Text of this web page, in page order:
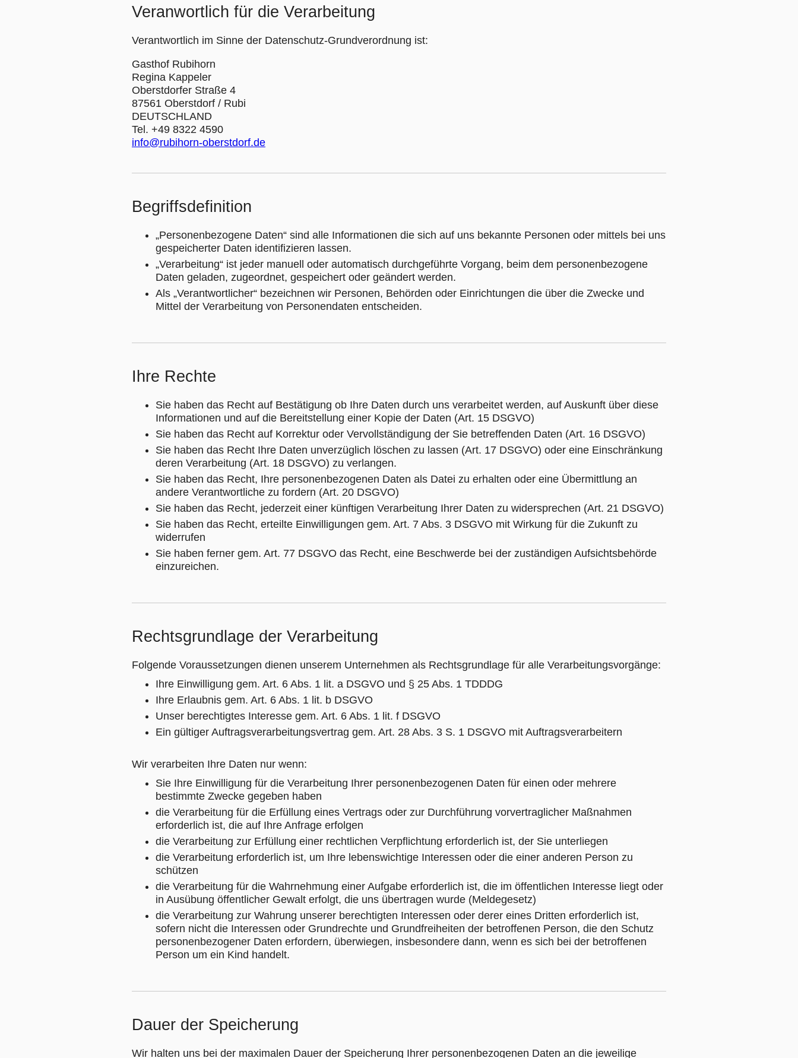
Veranwortlich für die Verarbeitung
Verantwortlich im Sinne der Datenschutz-Grundverordnung ist:
Gasthof Rubihorn
Regina Kappeler
Oberstdorfer Straße 4
87561 Oberstdorf / Rubi
DEUTSCHLAND
Tel. +49 8322 4590
info@rubihorn-oberstdorf.de
Begriffsdefinition
„Personenbezogene Daten“ sind alle Informationen die sich auf uns bekannte Personen oder mittels bei uns
gespeicherter Daten identifizieren lassen.
„Verarbeitung“ ist jeder manuell oder automatisch durchgeführte Vorgang, beim dem personenbezogene
Daten geladen, zugeordnet, gespeichert oder geändert werden.
Als „Verantwortlicher“ bezeichnen wir Personen, Behörden oder Einrichtungen die über die Zwecke und
Mittel der Verarbeitung von Personendaten entscheiden.
Ihre Rechte
Sie haben das Recht auf Bestätigung ob Ihre Daten durch uns verarbeitet werden, auf Auskunft über diese
Informationen und auf die Bereitstellung einer Kopie der Daten (Art. 15 DSGVO)
Sie haben das Recht auf Korrektur oder Vervollständigung der Sie betreffenden Daten (Art. 16 DSGVO)
Sie haben das Recht Ihre Daten unverzüglich löschen zu lassen (Art. 17 DSGVO) oder eine Einschränkung
deren Verarbeitung (Art. 18 DSGVO) zu verlangen.
Sie haben das Recht, Ihre personenbezogenen Daten als Datei zu erhalten oder eine Übermittlung an
andere Verantwortliche zu fordern (Art. 20 DSGVO)
Sie haben das Recht, jederzeit einer künftigen Verarbeitung Ihrer Daten zu widersprechen (Art. 21 DSGVO)
Sie haben das Recht, erteilte Einwilligungen gem. Art. 7 Abs. 3 DSGVO mit Wirkung für die Zukunft zu
widerrufen
Sie haben ferner gem. Art. 77 DSGVO das Recht, eine Beschwerde bei der zuständigen Aufsichtsbehörde
einzureichen.
Rechtsgrundlage der Verarbeitung
Folgende Voraussetzungen dienen unserem Unternehmen als Rechtsgrundlage für alle Verarbeitungsvorgänge:
Ihre Einwilligung gem. Art. 6 Abs. 1 lit. a DSGVO und § 25 Abs. 1 TDDDG
Ihre Erlaubnis gem. Art. 6 Abs. 1 lit. b DSGVO
Unser berechtigtes Interesse gem. Art. 6 Abs. 1 lit. f DSGVO
Ein gültiger Auftragsverarbeitungsvertrag gem. Art. 28 Abs. 3 S. 1 DSGVO mit Auftragsverarbeitern
Wir verarbeiten Ihre Daten nur wenn:
Sie Ihre Einwilligung für die Verarbeitung Ihrer personenbezogenen Daten für einen oder mehrere
bestimmte Zwecke gegeben haben
die Verarbeitung für die Erfüllung eines Vertrags oder zur Durchführung vorvertraglicher Maßnahmen
erforderlich ist, die auf Ihre Anfrage erfolgen
die Verarbeitung zur Erfüllung einer rechtlichen Verpflichtung erforderlich ist, der Sie unterliegen
die Verarbeitung erforderlich ist, um Ihre lebenswichtige Interessen oder die einer anderen Person zu
schützen
die Verarbeitung für die Wahrnehmung einer Aufgabe erforderlich ist, die im öffentlichen Interesse liegt oder
in Ausübung öffentlicher Gewalt erfolgt, die uns übertragen wurde (Meldegesetz)
die Verarbeitung zur Wahrung unserer berechtigten Interessen oder derer eines Dritten erforderlich ist,
sofern nicht die Interessen oder Grundrechte und Grundfreiheiten der betroffenen Person, die den Schutz
personenbezogener Daten erfordern, überwiegen, insbesondere dann, wenn es sich bei der betroffenen
Person um ein Kind handelt.
Dauer der Speicherung
Wir halten uns bei der maximalen Dauer der Speicherung Ihrer personenbezogenen Daten an die jeweilige